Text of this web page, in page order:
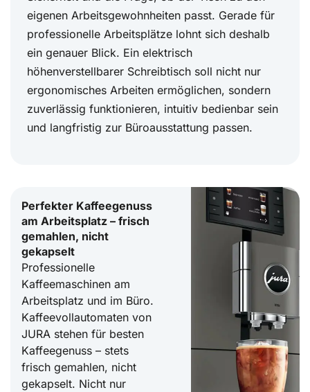
eigenen Arbeitsgewohnheiten passt. Gerade für
professionelle Arbeitsplätze lohnt sich deshalb
ein genauer Blick. Ein elektrisch
höhenverstellbarer Schreibtisch soll nicht nur
ergonomisches Arbeiten ermöglichen, sondern
zuverlässig funktionieren, intuitiv bedienbar sein
und langfristig zur Büroausstattung passen.
Perfekter Kaffeegenuss
am Arbeitsplatz – frisch
gemahlen, nicht
gekapselt
Professionelle
Kaffeemaschinen am
Arbeitsplatz und im Büro.
Kaffeevollautomaten von
JURA stehen für besten
Kaffeegenuss – stets
frisch gemahlen, nicht
gekapselt. Nicht nur